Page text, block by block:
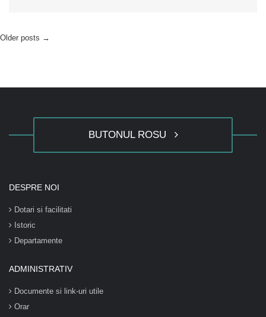
Older posts →
BUTONUL ROSU
DESPRE NOI
Dotari si facilitati
Istoric
Departamente
ADMINISTRATIV
Documente si link-uri utile
Orar